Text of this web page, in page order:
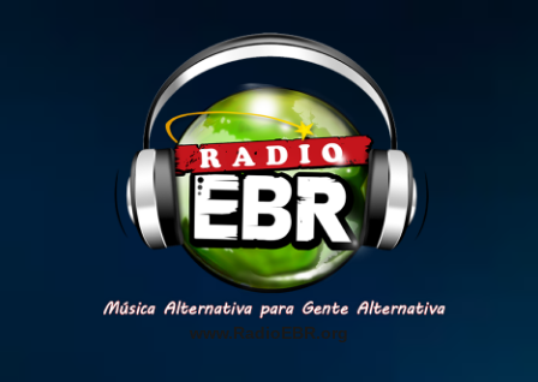
www.RadioEBR.org